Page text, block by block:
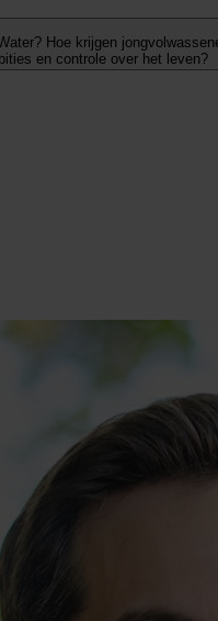
Hoe krijgen
en controle over het leven?